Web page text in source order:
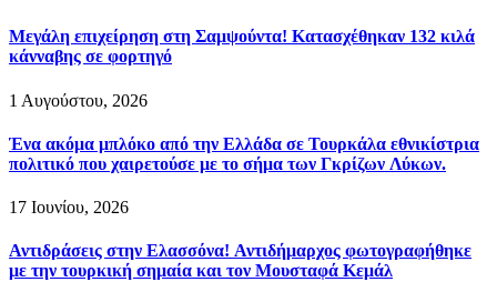
Μεγάλη επιχείρηση στη Σαμψούντα! Κατασχέθηκαν 132 κιλά
κάνναβης σε φορτηγό
1 Αυγούστου, 2026
Ένα ακόμα μπλόκο από την Ελλάδα σε Τουρκάλα εθνικίστρια
πολιτικό που χαιρετούσε με το σήμα των Γκρίζων Λύκων.
17 Ιουνίου, 2026
Αντιδράσεις στην Ελασσόνα! Αντιδήμαρχος φωτογραφήθηκε
με την τουρκική σημαία και τον Μουσταφά Κεμάλ